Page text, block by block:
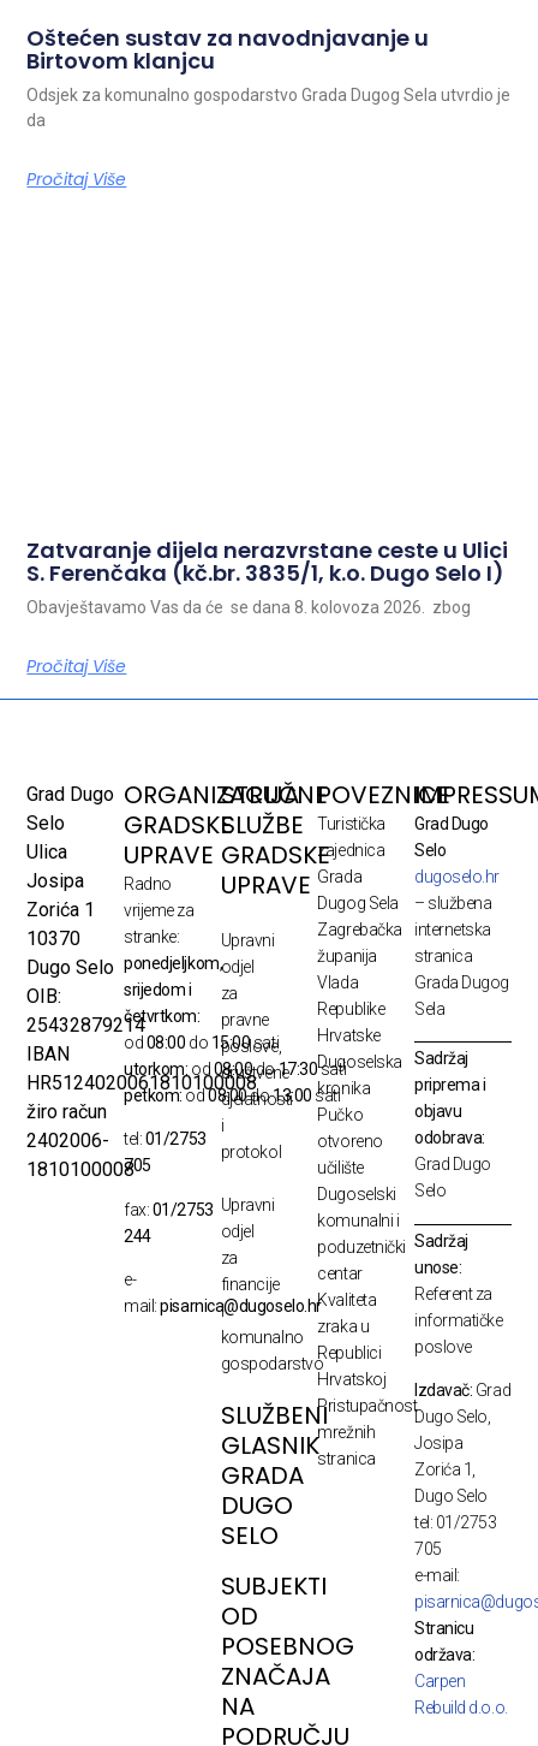
Oštećen sustav za navodnjavanje u
Birtovom klanjcu
Odsjek za komunalno gospodarstvo Grada Dugog Sela utvrdio je
da
Pročitaj Više
Zatvaranje dijela nerazvrstane ceste u Ulici
S. Ferenčaka (kč.br. 3835/1, k.o. Dugo Selo I)
Obavještavamo Vas da će se dana 8. kolovoza 2026. zbog
Pročitaj Više
Grad Dugo
Selo
Ulica
Josipa
Zorića 1
10370
Dugo Selo
OIB:
25432879214
IBAN
HR5124020061810100008
žiro račun
2402006-
1810100008
ORGANIZACIJA
GRADSKE
UPRAVE
Radno
vrijeme za
stranke:
ponedjeljkom,
srijedom i
četvrtkom:
od08:00 do 15:00sati
utorkom: od08:00do17:30sati
petkom:od08:00do13:00 sati
tel:01/2753
705
fax:01/2753
244
e-
mail:pisarnica@dugoselo.hr
STRUČNE
SLUŽBE
GRADSKE
UPRAVE
Upravni
odjel
za
pravne
poslove,
društvene
djelatnosti
i
protokol
Upravni
odjel
za
financije
i
komunalno
gospodarstvo
SLUŽBENI
GLASNIK
GRADA
DUGO
SELO
SUBJEKTI
OD
POSEBNOG
ZNAČAJA
NA
PODRUČJU
POVEZNICE
Turistička
zajednica
Grada
Dugog Sela
Zagrebačka
županija
Vlada
Republike
Hrvatske
Dugoselska
kronika
Pučko
otvoreno
učilište
Dugoselski
komunalni i
poduzetnički
centar
Kvaliteta
zraka u
Republici
Hrvatskoj
Pristupačnost
mrežnih
stranica
Grad Dugo
Selo
dugoselo.hr
– službena
internetska
stranica
Grada Dugog
Sela
Sadržaj
priprema i
objavu
odobrava:
Grad Dugo
Selo
Sadržaj
unose:
Referent za
informatičke
poslove
Izdavač: Grad
Dugo Selo,
Josipa
Zorića 1,
Dugo Selo
tel: 01/2753
705
e-mail:
Stranicu
održava:
Carpen
Rebuild d.o.o.